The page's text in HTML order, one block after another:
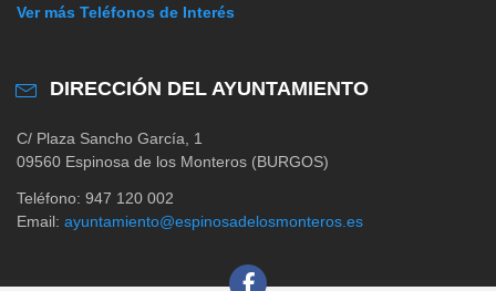
Ver más Teléfonos de Interés
DIRECCIÓN DEL AYUNTAMIENTO
C/ Plaza Sancho García, 1
09560 Espinosa de los Monteros (BURGOS)
Teléfono: 947 120 002
Email: ayuntamiento@espinosadelosmonteros.es